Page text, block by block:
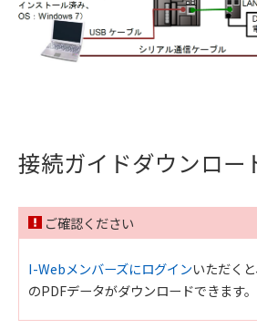
接続ガイドダウンロー
ご確認ください
I-Webメンバーズにログインいただく
のPDFデータがダウンロードできます。